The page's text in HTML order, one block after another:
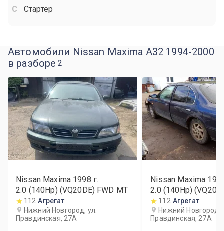
Стартер
Автомобили Nissan Maxima A32 1994-2000
в разборе 2
Nissan Maxima 1998 г.
2.0 (140Hp) (VQ20DE) FWD MT
112 Агрегат
Нижний Новгород, ул.
Правдинская, 27А
Nissan Maxima
2.0 (140Hp)
112 Агрегат
Нижний Новгород,
Правдинская, 27А